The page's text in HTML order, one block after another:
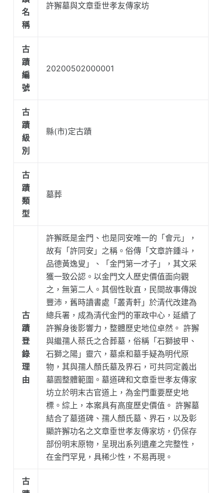
名
稱
許獬墓與文章垂世孝友傳家坊
古
蹟
編
號
20200502000001
古
蹟
級
別
縣(市)定古蹟
古
蹟
類
型
墓葬
古
蹟
登
錄
理
由
許獬既是金門、也是同安唯一的「會元」，
故有「許同安」之稱。俗傳「文章許鍾斗，
品德黃逸叟」、「金門第一才子」，其文采
獲一致公認。以金門文人歷史價值面向觀
之，無第二人。其個性耿直，民間故事傳說
豐沛，舊時讀書處「叢青軒」於清代改建為
總兵署，成為清代金門的軍政中心，延續了
許獬身後影響力，整體歷史地位卓然。 許獬
與繼孺人蔡氏之合葬墓，俗稱「石獅披甲、
石獅之陽」靈穴，墓桌和墓手疑為明代原
物，其與孺人顏氏墓及界石，可共同定義出
墓園整體範圍。墓道碑和文章垂世孝友傳家
坊立於明末古官道上，為金門重要歷史地
標。綜上，本案具有高度歷史價值。 許獬墓
結合了墓道碑、孺人顏氏墓、界石，以及彰
顯許獬功名之文章垂世孝友傳家坊，仍保存
部份明末原物，呈現出系列遺產之完整性，
在金門罕見，具稀少性，不易再現。
古